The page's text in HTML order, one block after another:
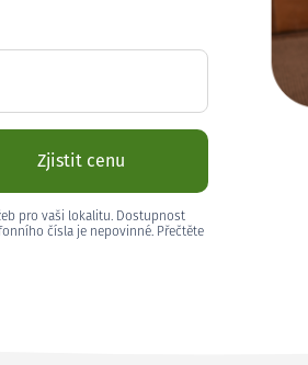
Zjistit cenu
pro vaši lokalitu. Dostupnost
čísla je nepovinné. Přečtěte